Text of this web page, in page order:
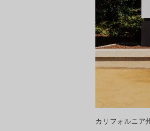
カリフォルニア